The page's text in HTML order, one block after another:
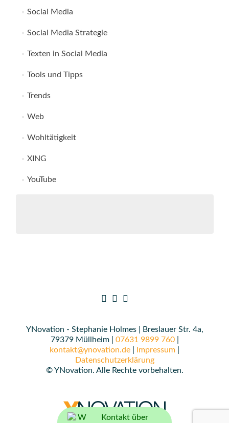
Social Media
Social Media Strategie
Texten in Social Media
Tools und Tipps
Trends
Web
Wohltätigkeit
XING
YouTube
YNovation - Stephanie Holmes | Breslauer Str. 4a,
79379 Müllheim | 07631 9899 760|
kontakt@ynovation.de
Impressum
Datenschutzerklärung
© YNovation. Alle Rechte vorbehalten.
Kontakt über